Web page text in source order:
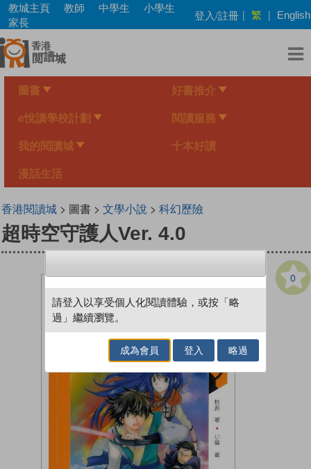
Skip
main
content
教城主頁 教師 中學生
小學生
家長
登入/註冊 | 繁 | English
圖書 好書推介
e悅讀學校計劃 閱讀服務
我的閱讀城 十本好讀
漫話生活
香港閱讀城> 圖書 > 文學小說 > 科幻歷險
超時空守護人Ver. 4.0
0
請登入以享受個人化閱讀體驗，或按「略
過」繼續瀏覽。
成為會員 登入 略過